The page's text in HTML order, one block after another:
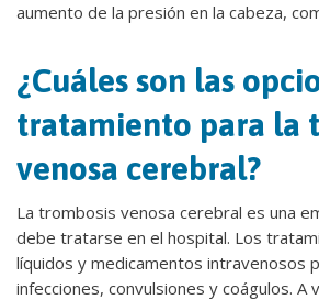
aumento de la presión en la cabeza,
¿Cuáles son las
tratamiento para la
venosa cerebral?
La trombosis venosa cerebral es una
debe tratarse en el hospital. Los
líquidos y medicamentos intravenosos
infecciones, convulsiones y coágulos. A